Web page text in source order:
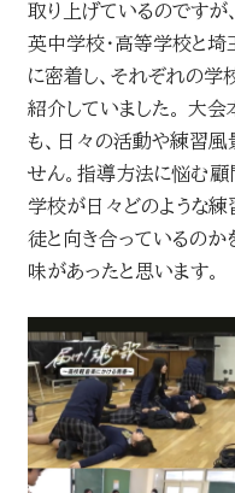
取り上げているのですが
英中学校・高等学校と
に密着し、それぞれの学
紹介していました。 大
も、日々の活動や練習風
せん。指導方法に悩む
学校が日々どのような練
徒と向き合っているのか
味があったと思います。